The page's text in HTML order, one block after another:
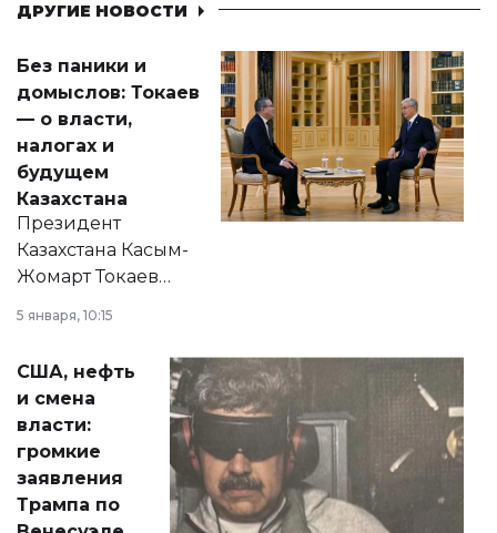
ДРУГИЕ НОВОСТИ
Без паники и
домыслов: Токаев
— о власти,
налогах и
будущем
Казахстана
Президент
Казахстана Касым-
Жомарт Токаев
сразу несколько
актуальных тем —
от слухов о
политических
реформах до
вопросов армии,
экономики и
личного здоровья.
5 января, 10:15
США, нефть
и смена
власти:
громкие
заявления
Трампа по